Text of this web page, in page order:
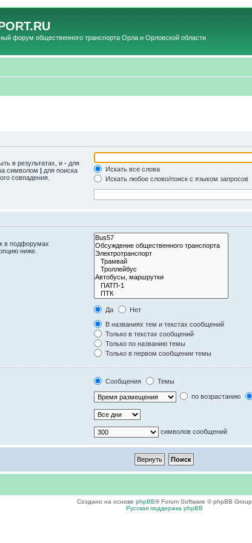
общественного транспорта Орла и Орловской области
в результатах, и - для
символом | для поиска
совпадения.
Искать все слова
Искать любое слово/поиск с языком запросов
в подфорумах
ниже.
Да
Нет
В названиях тем и текстах сообщений
Только в текстах сообщений
Только по названию темы
Только в первом сообщении темы
Сообщения
Темы
по возрастанию
символов сообщений
Создано на основе phpBB® Forum Software © phpBB Group
Русская поддержка phpBB